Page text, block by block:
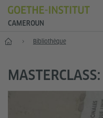
CAMEROUN
Accueil Bibliothèque